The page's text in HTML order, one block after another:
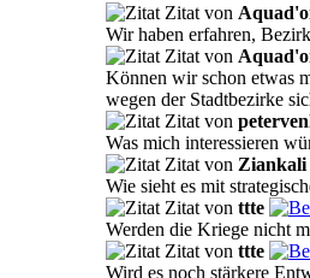
Zitat von
Wir haben erfahren,
Zitat von
Können wir schon etwas
wegen der Stadtbezirke
Zitat von
Was mich interessieren
Zitat von Ziankali
Wie sieht es mit
Zitat von ttte
Werden die Kriege nicht
Zitat von ttte
Wird es noch stärkere